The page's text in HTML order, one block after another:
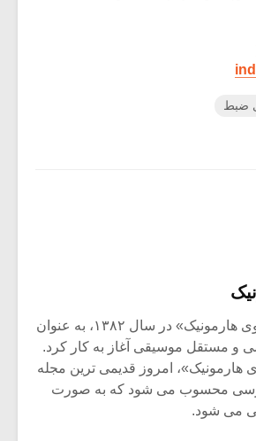
ضبط
مجله آنلاین «گفتگوی هارمونیک» در سال ۱۳۸۲، به عنوان
و مستقل موسیقی آغاز به کار کرد.
امروز قدیمی ترین مجله
محسوب می شود که به صورت
می شود.